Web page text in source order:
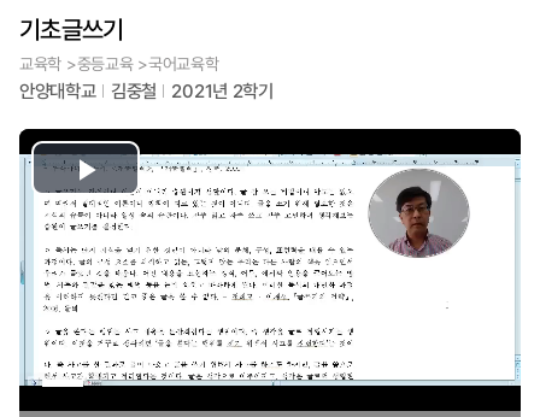
기초글쓰기
교육학 >중등교육 >국어교육학
안양대학교 김중철 2021년 2학기
Play
Video